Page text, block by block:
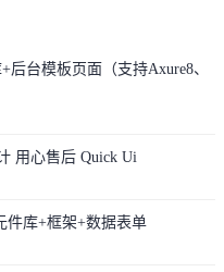
后台模板页面（支持Axure8、
用心售后 Quick Ui
件库+框架+数据表单